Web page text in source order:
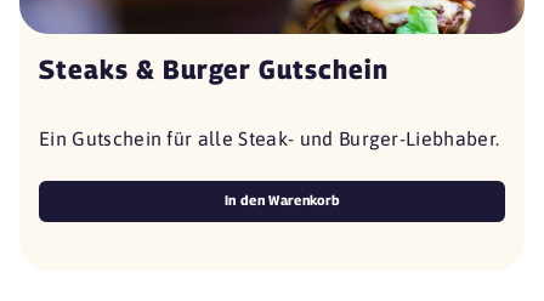
Steaks & Burger Gutschein
Ein Gutschein für alle Steak- und Burger-Liebhaber.
In den Warenkorb